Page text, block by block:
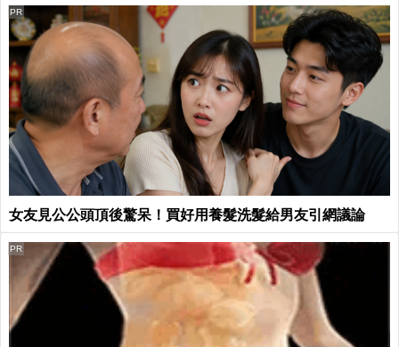
女友見公公頭頂後驚呆！買好用養髮洗髮給男友引網議論
PR
PR